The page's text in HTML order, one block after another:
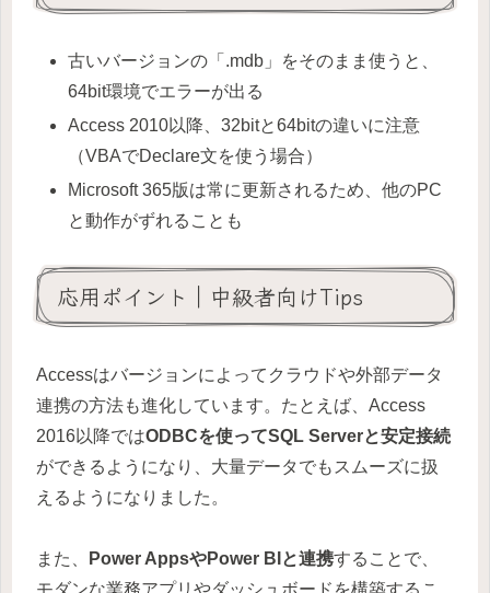
古いバージョンの「.mdb」をそのまま使うと、
64bit環境でエラーが出る
Access 2010以降、32bitと64bitの違いに注意
（VBAでDeclare文を使う場合）
Microsoft 365版は常に更新されるため、他のPC
と動作がずれることも
応用ポイント｜中級者向けTips
Accessはバージョンによってクラウドや外部データ
連携の方法も進化しています。たとえば、Access
2016以降ではODBCを使ってSQL Serverと安定接続
ができるようになり、大量データでもスムーズに扱
えるようになりました。
また、 Power AppsやPower BIと連携することで、